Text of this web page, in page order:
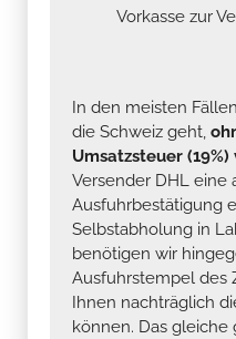
Vorkasse zur
In den meisten
die Schweiz geht,
Umsatzsteuer
Versender DHL eine
Ausfuhrbestätigung
Selbstabholung in
benötigen wir
Ausfuhrstempel des
Ihnen nachträglich
können. Das gleiche